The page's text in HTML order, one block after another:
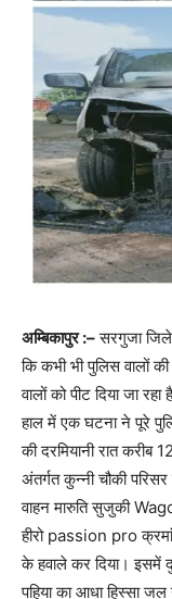
अम्बिकापुर :–सरगुजा
कि कभी भी पुलिस वालों
वालों को पीट दिया जा रहा
हाल में एक घटना ने पूरे
की दरमियानी रात करीब
अंतर्गत कुन्नी चौकी
वाहन मारुति सुजुकी
हीरो passion pro
के हवाले कर दिया। इसमें
पहिया का आधा हिस्सा